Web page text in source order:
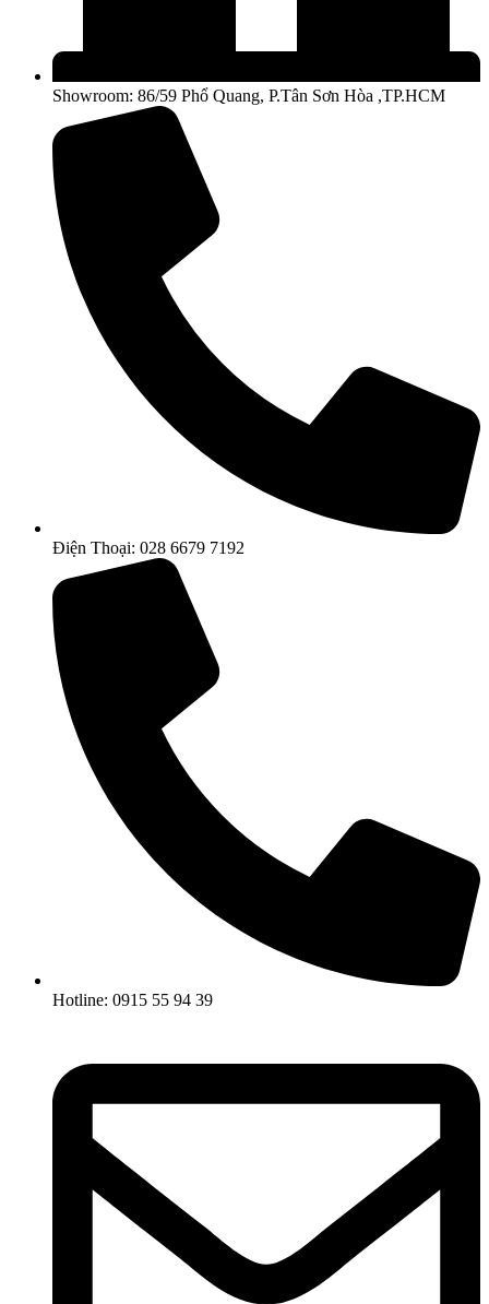
Showroom: 86/59 Phổ Quang, P.Tân Sơn Hòa ,TP.HCM
Điện Thoại: 028 6679 7192
Hotline: 0915 55 94 39